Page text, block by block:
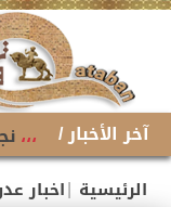
الرئيسية |اخبار
آخر الأخبار / ،،،